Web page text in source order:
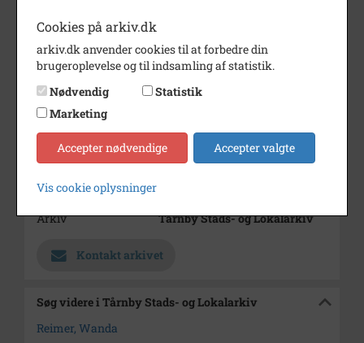
Dateringsnote
Fotograf
Ukendt
Størrelse
18x13
Se på kort
Type
Sogn (1000-2050)
Arkiv
Tårnby Stads- og Lokalarkiv
Kontakt arkivet
Søg videre i Tårnby Stads- og Lokalarkiv
Reimer, Wanda
Cookies på arkiv.dk
arkiv.dk anvender cookies til at forbedre din
brugeroplevelse og til indsamling af statistik.
Nødvendig
Statistik
Marketing
Accepter nødvendige Accepter valgte
Vis cookie oplysninger